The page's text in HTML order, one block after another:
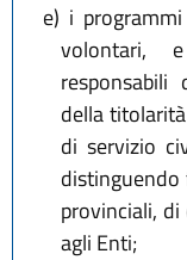
e) i
volontari,
della
di servizio
provinciali,
agli Enti;